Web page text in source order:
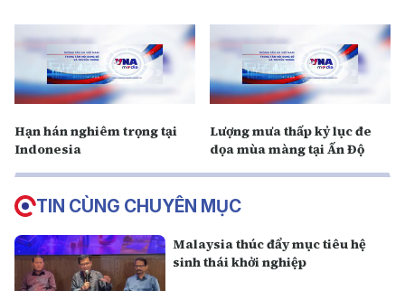
Hạn hán nghiêm trọng tại
Indonesia
Lượng mưa thấp kỷ lục đe
dọa mùa màng tại Ấn Độ
TIN CÙNG CHUYÊN MỤC
Malaysia thúc đẩy mục tiêu hệ
sinh thái khởi nghiệp